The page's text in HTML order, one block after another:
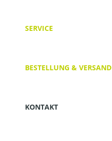
SERVICE
BESTELLUNG & VERSAND
KONTAKT